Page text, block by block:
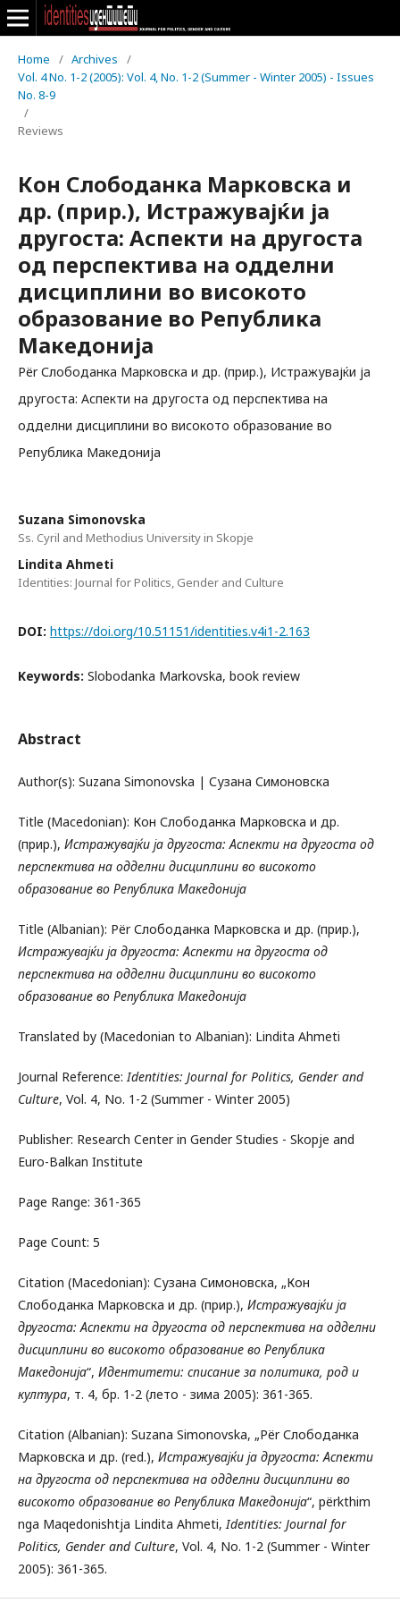
Home / Archives
/
Vol. 4 No. 1-2 (2005): Vol. 4, No. 1-2 (Summer - Winter 2005) - Issues
No. 8-9
/
Reviews
Кон Слободанка Марковска и
др. (прир.), Истражувајќи ја
другоста: Аспекти на другоста
од перспектива на одделни
дисциплини во високото
образование во Република
Македонија
Për Слободанка Марковска и др. (прир.), Истражувајќи ја
другоста: Аспекти на другоста од перспектива на
одделни дисциплини во високото образование во
Република Македонија
Suzana Simonovska
Ss. Cyril and Methodius University in Skopje
Lindita Ahmeti
Identities: Journal for Politics, Gender and Culture
DOI: https://doi.org/10.51151/identities.v4i1-2.163
Keywords: Slobodanka Markovska, book review
Abstract
Author(s): Suzana Simonovska | Сузана Симоновска
Title (Macedonian): Кон Слободанка Марковска и др.
(прир.), Истражувајќи ја другоста: Аспекти на другоста од
перспектива на одделни дисциплини во високото
образование во Република Македонија
Title (Albanian): Për Слободанка Марковска и др. (прир.),
Истражувајќи ја другоста: Аспекти на другоста од
перспектива на одделни дисциплини во високото
образование во Република Македонија
Translated by (Macedonian to Albanian): Lindita Ahmeti
Journal Reference:Identities: Journal for Politics, Gender and
Culture, Vol. 4, No. 1-2 (Summer - Winter 2005)
Publisher: Research Center in Gender Studies - Skopje and
Euro-Balkan Institute
Page Range: 361-365
Page Count: 5
Citation (Macedonian): Сузана Симоновска, „Кон
Слободанка Марковска и др. (прир.), Истражувајќи ја
другоста: Аспекти на другоста од перспектива на одделни
дисциплини во високото образование во Република
Македонија“, Идентитети: списание за политика, род и
култура, т. 4, бр. 1-2 (лето - зима 2005): 361-365.
Citation (Albanian): Suzana Simonovska, „Për Слободанка
Марковска и др. (red.), Истражувајќи ја другоста: Аспекти
на другоста од перспектива на одделни дисциплини во
високото образование во Република Македонија“, përkthim
nga Maqedonishtja Lindita Ahmeti,Identities: Journal for
Politics, Gender and Culture, Vol. 4, No. 1-2 (Summer - Winter
2005): 361-365.